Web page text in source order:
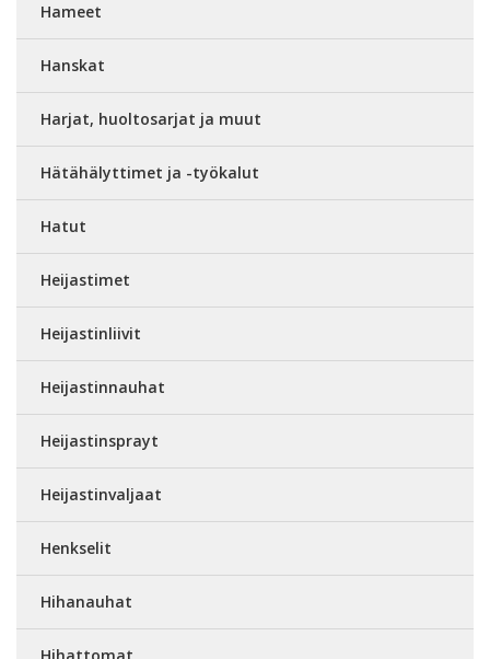
Hameet
Hanskat
Harjat, huoltosarjat ja muut
Hätähälyttimet ja -työkalut
Hatut
Heijastimet
Heijastinliivit
Heijastinnauhat
Heijastinsprayt
Heijastinvaljaat
Henkselit
Hihanauhat